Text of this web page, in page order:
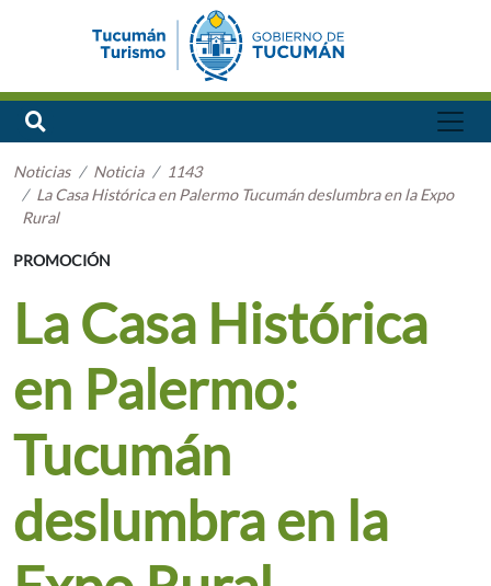
Noticias Noticia
1143
La Casa Histórica en Palermo Tucumán deslumbra en la Expo
Rural
PROMOCIÓN
La Casa Histórica
en Palermo:
Tucumán
deslumbra en la